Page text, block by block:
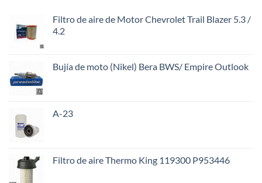
Filtro de aire de Motor Chevrolet Trail Blazer 5.3 /
4.2
Bujía de moto (Nikel) Bera BWS/ Empire Outlook
A-23
Filtro de aire Thermo King 119300 P953446